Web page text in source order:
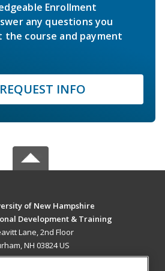
Enrollment
any questions you
the course and payment
REQUEST INFO
of New Hampshire
Development & Training
Lane, 2nd Floor
NH 03824 US